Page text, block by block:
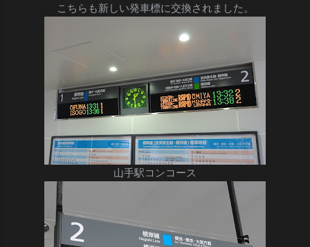
こちらも新しい発車標に交換されました。
山手駅コンコース